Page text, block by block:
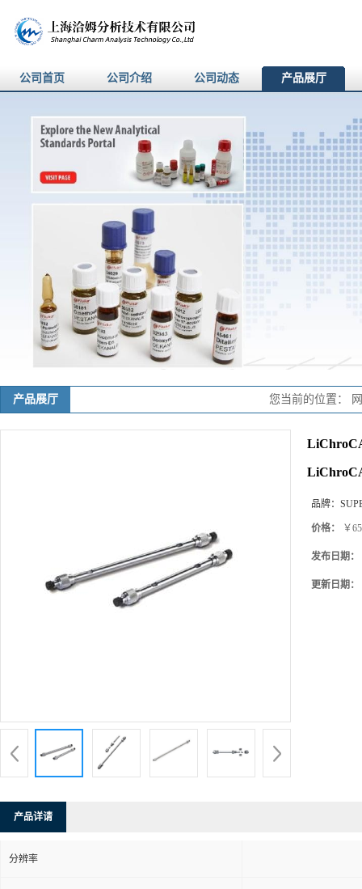
公司首页 公司介绍 公司动态 产品展厅
产品展厅 您当前的位置：
品牌：
价格： ￥
发布日期：
更新日期：
产品详请
分辨率